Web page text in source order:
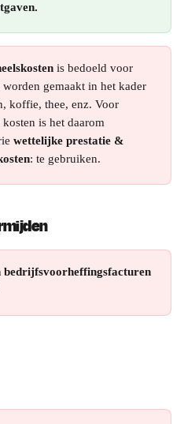
is bedoeld voor
gemaakt in het kader
koffie, thee, enz. Voor
is het daarom
wettelijke prestatie &
: te gebruiken.
bedrijfsvoorheffingsfacturen